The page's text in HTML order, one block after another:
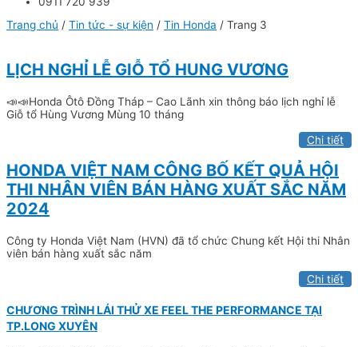
Trang chủ / Tin tức - sự kiện / Tin Honda / Trang 3
LỊCH NGHỈ LỄ GIỖ TỔ HUNG VƯƠNG
📣📣Honda Ôtô Đồng Tháp – Cao Lãnh xin thông báo lịch nghỉ lễ
Giỗ tổ Hùng Vương Mùng 10 tháng
Chi tiết
HONDA VIỆT NAM CÔNG BỐ KẾT QUẢ HỘI
THI NHÂN VIÊN BÁN HÀNG XUẤT SẮC NĂM
2024
Công ty Honda Việt Nam (HVN) đã tổ chức Chung kết Hội thi Nhân
viên bán hàng xuất sắc năm
Chi tiết
CHƯƠNG TRÌNH LÁI THỬ XE FEEL THE PERFORMANCE TẠI
TP.LONG XUYÊN